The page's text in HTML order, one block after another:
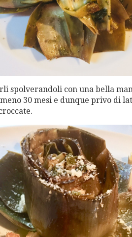
spolverandoli con una bella
30 mesi e dunque privo di